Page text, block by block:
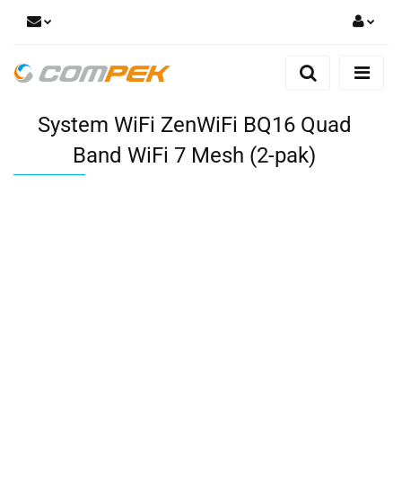
Zaloguj się
Dodaj zgłoszenie
Zgody cookies
System WiFi ZenWiFi BQ16 Quad
Band WiFi 7 Mesh (2-pak)